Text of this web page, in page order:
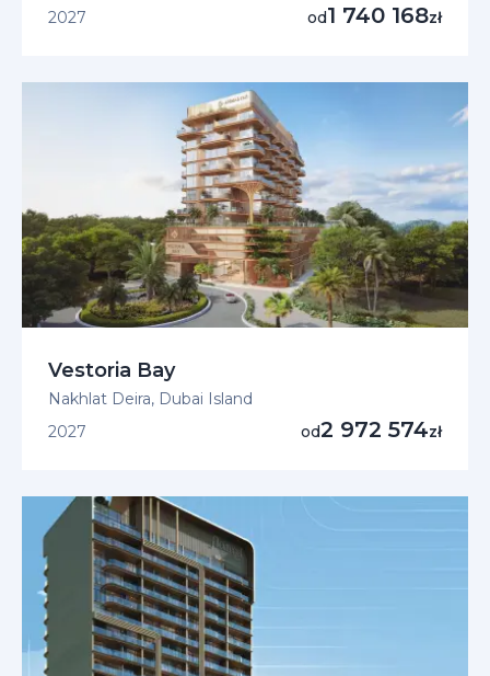
2027
od1 740 168zł
Vestoria Bay
Nakhlat Deira, Dubai Island
2027
od2 972 574zł